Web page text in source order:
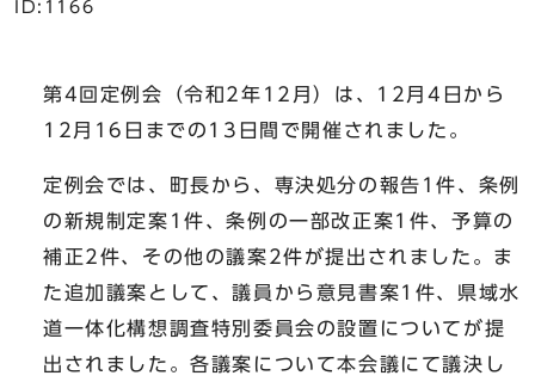
ID:1166
第4回定例会（令和2年12月）は、12月4日から
12月16日までの13日間で開催されました。
定例会では、町長から、専決処分の報告1件、条例
の新規制定案1件、条例の一部改正案1件、予算の
補正2件、その他の議案2件が提出されました。ま
た追加議案として、議員から意見書案1件、県域水
道一体化構想調査特別委員会の設置についてが提
出されました。各議案について本会議にて議決し